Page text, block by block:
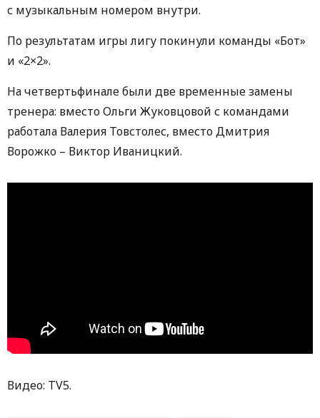
с музыкальным номером внутри.
По результатам игры лигу покинули команды «Бот»
и «2×2».
На четвертьфинале были две временные замены
тренера: вместо Ольги Жуковцовой с командами
работала Валерия Товстолес, вместо Дмитрия
Ворожко – Виктор Иваницкий.
Видео: TV5.